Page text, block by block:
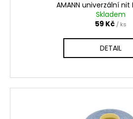
AMANN univerzální nit
Skladem
59 Kč / ks
DETAIL